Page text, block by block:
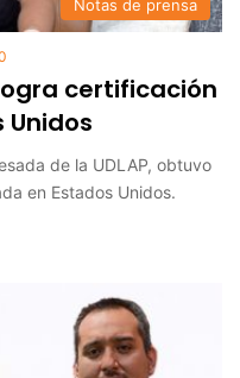
Notas de prensa
certificación
Unidos
de la UDLAP, obtuvo
en Estados Unidos.